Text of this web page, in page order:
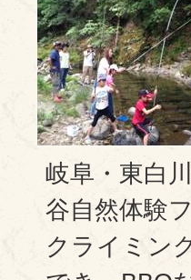
岐阜・東白
谷自然体験
クライミン